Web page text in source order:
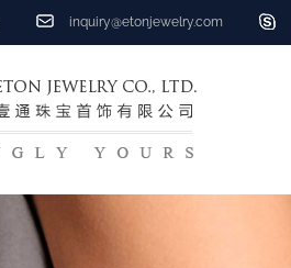
inquiry@etonjewelry.com